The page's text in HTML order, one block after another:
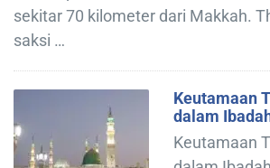
sekitar 70 kilometer dari Makkah.
saksi …
Keutamaan
dalam
Keutamaan